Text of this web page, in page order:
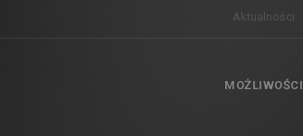
Aktualności
MOŻLIWOŚCI